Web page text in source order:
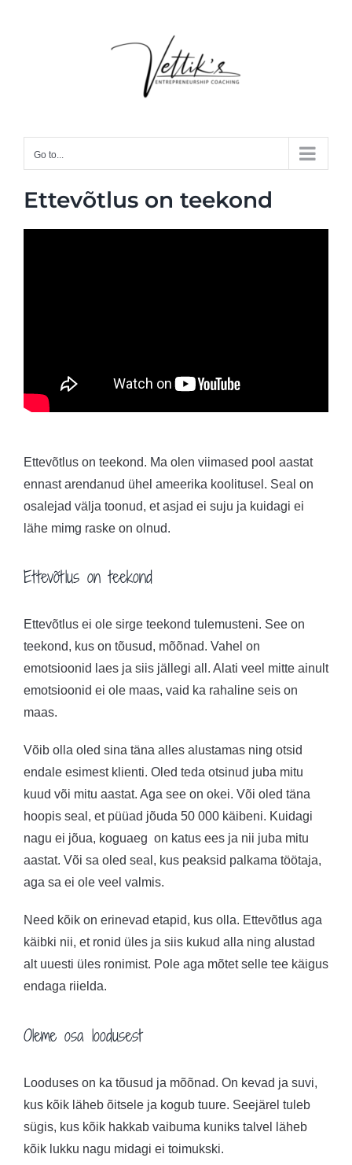
Go to...
Ettevõtlus on teekond
Ettevõtlus on teekond. Ma olen viimased pool aastat
ennast arendanud ühel ameerika koolitusel. Seal on
osalejad välja toonud, et asjad ei suju ja kuidagi ei
lähe mimg raske on olnud.
Ettevõtlus on teekond
Ettevõtlus ei ole sirge teekond tulemusteni. See on
teekond, kus on tõusud, mõõnad. Vahel on
emotsioonid laes ja siis jällegi all. Alati veel mitte ainult
emotsioonid ei ole maas, vaid ka rahaline seis on
maas.
Võib olla oled sina täna alles alustamas ning otsid
endale esimest klienti. Oled teda otsinud juba mitu
kuud või mitu aastat. Aga see on okei. Või oled täna
hoopis seal, et püüad jõuda 50 000 käibeni. Kuidagi
nagu ei jõua, koguaeg on katus ees ja nii juba mitu
aastat. Või sa oled seal, kus peaksid palkama töötaja,
aga sa ei ole veel valmis.
Need kõik on erinevad etapid, kus olla. Ettevõtlus aga
käibki nii, et ronid üles ja siis kukud alla ning alustad
alt uuesti üles ronimist. Pole aga mõtet selle tee käigus
endaga riielda.
Oleme osa loodusest
Looduses on ka tõusud ja mõõnad. On kevad ja suvi,
kus kõik läheb õitsele ja kogub tuure. Seejärel tuleb
sügis, kus kõik hakkab vaibuma kuniks talvel läheb
kõik lukku nagu midagi ei toimukski.